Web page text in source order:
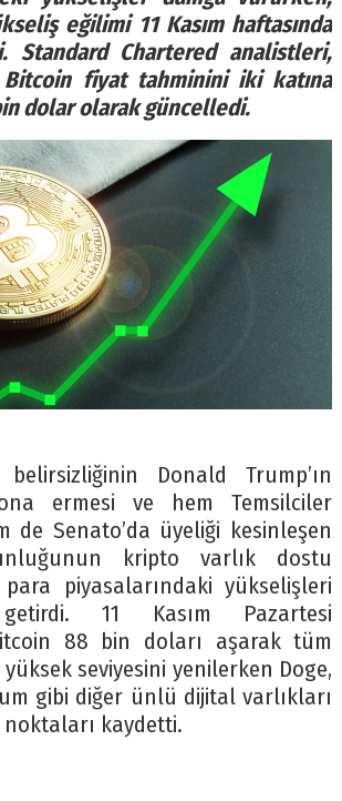
eğilimi 11 Kasım haftasında
Standard Chartered analistleri,
fiyat tahminini iki katına
dolar olarak güncelledi.
belirsizliğinin Donald Trump’ın
ermesi ve hem Temsilciler
de Senato’da üyeliği kesinleşen
kripto varlık dostu
piyasalarındaki yükselişleri
11 Kasım Pazartesi
88 bin doları aşarak tüm
seviyesini yenilerken Doge,
gibi diğer ünlü dijital varlıkları
kaydetti.